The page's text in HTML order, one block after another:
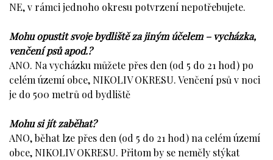
NE, v rámci jednoho okresu potvrzení nepotřebujete.
Mohu opustit svoje bydliště za jiným účelem – vycházka,
venčení psů apod.?
ANO. Na vycházku můžete přes den (od 5 do 21 hod) po
celém území obce, NIKOLIV OKRESU. Venčení psů v noci
je do 500 metrů od bydliště
Mohu si jít zaběhat?
ANO, běhat lze přes den (od 5 do 21 hod) na celém území
obce, NIKOLIV OKRESU. Přitom by se neměly stýkat